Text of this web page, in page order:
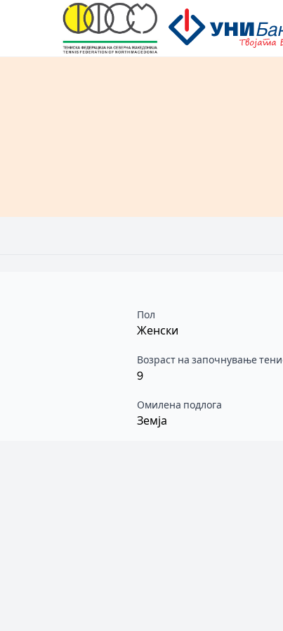
Пол
Женски
Возраст на започнување
9
Омилена подлога
Земја